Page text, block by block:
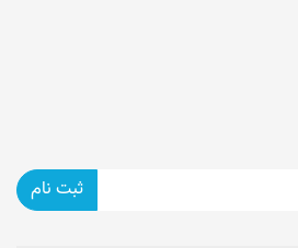
ثبت نام